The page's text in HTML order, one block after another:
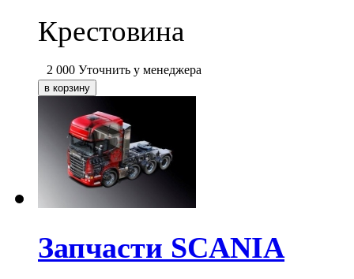
Крестовина
2 000 Уточнить у менеджера
Запчасти SCANIA